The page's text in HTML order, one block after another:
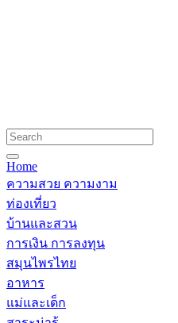
Home
ความสวย ความงาม
ท่องเที่ยว
บ้านและสวน
การเงิน การลงทุน
สมุนไพรไทย
อาหาร
แม่และเด็ก